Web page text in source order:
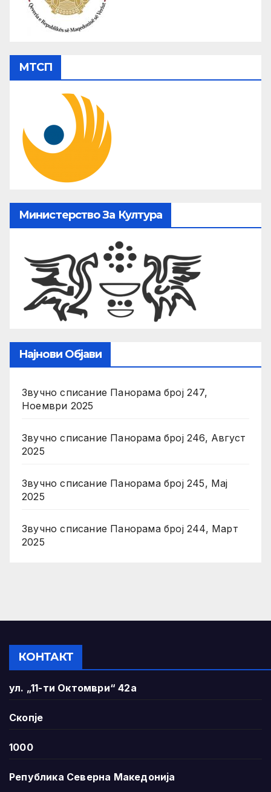
МТСП
Министерство За Култура
Најнови Објави
Звучно списание Панорама број 247,
Ноември 2025
Звучно списание Панорама број 246, Август
2025
Звучно списание Панорама број 245, Мај
2025
Звучно списание Панорама број 244, Март
2025
КОНТАКТ
ул. „11-ти Октомври“ 42а
Скопје
1000
Република Северна Македонија